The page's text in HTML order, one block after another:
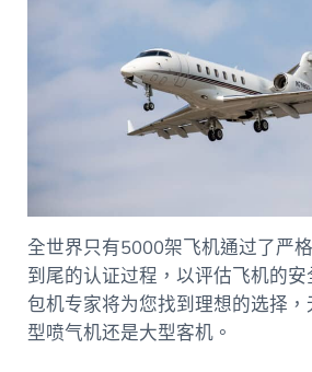
全世界只有5000架飞机通过了严
到尾的认证过程，以评估飞机的安
包机专家将为您找到理想的选择
型喷气机还是大型客机。